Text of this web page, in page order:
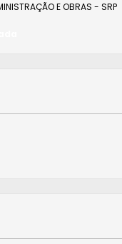
E OBRAS - SRP